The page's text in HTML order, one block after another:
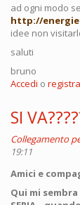
ad ogni modo
http://
idee non
saluti
bruno
Accedi o
SI
Collegamento
19:11
Amici e
Qui mi sembra